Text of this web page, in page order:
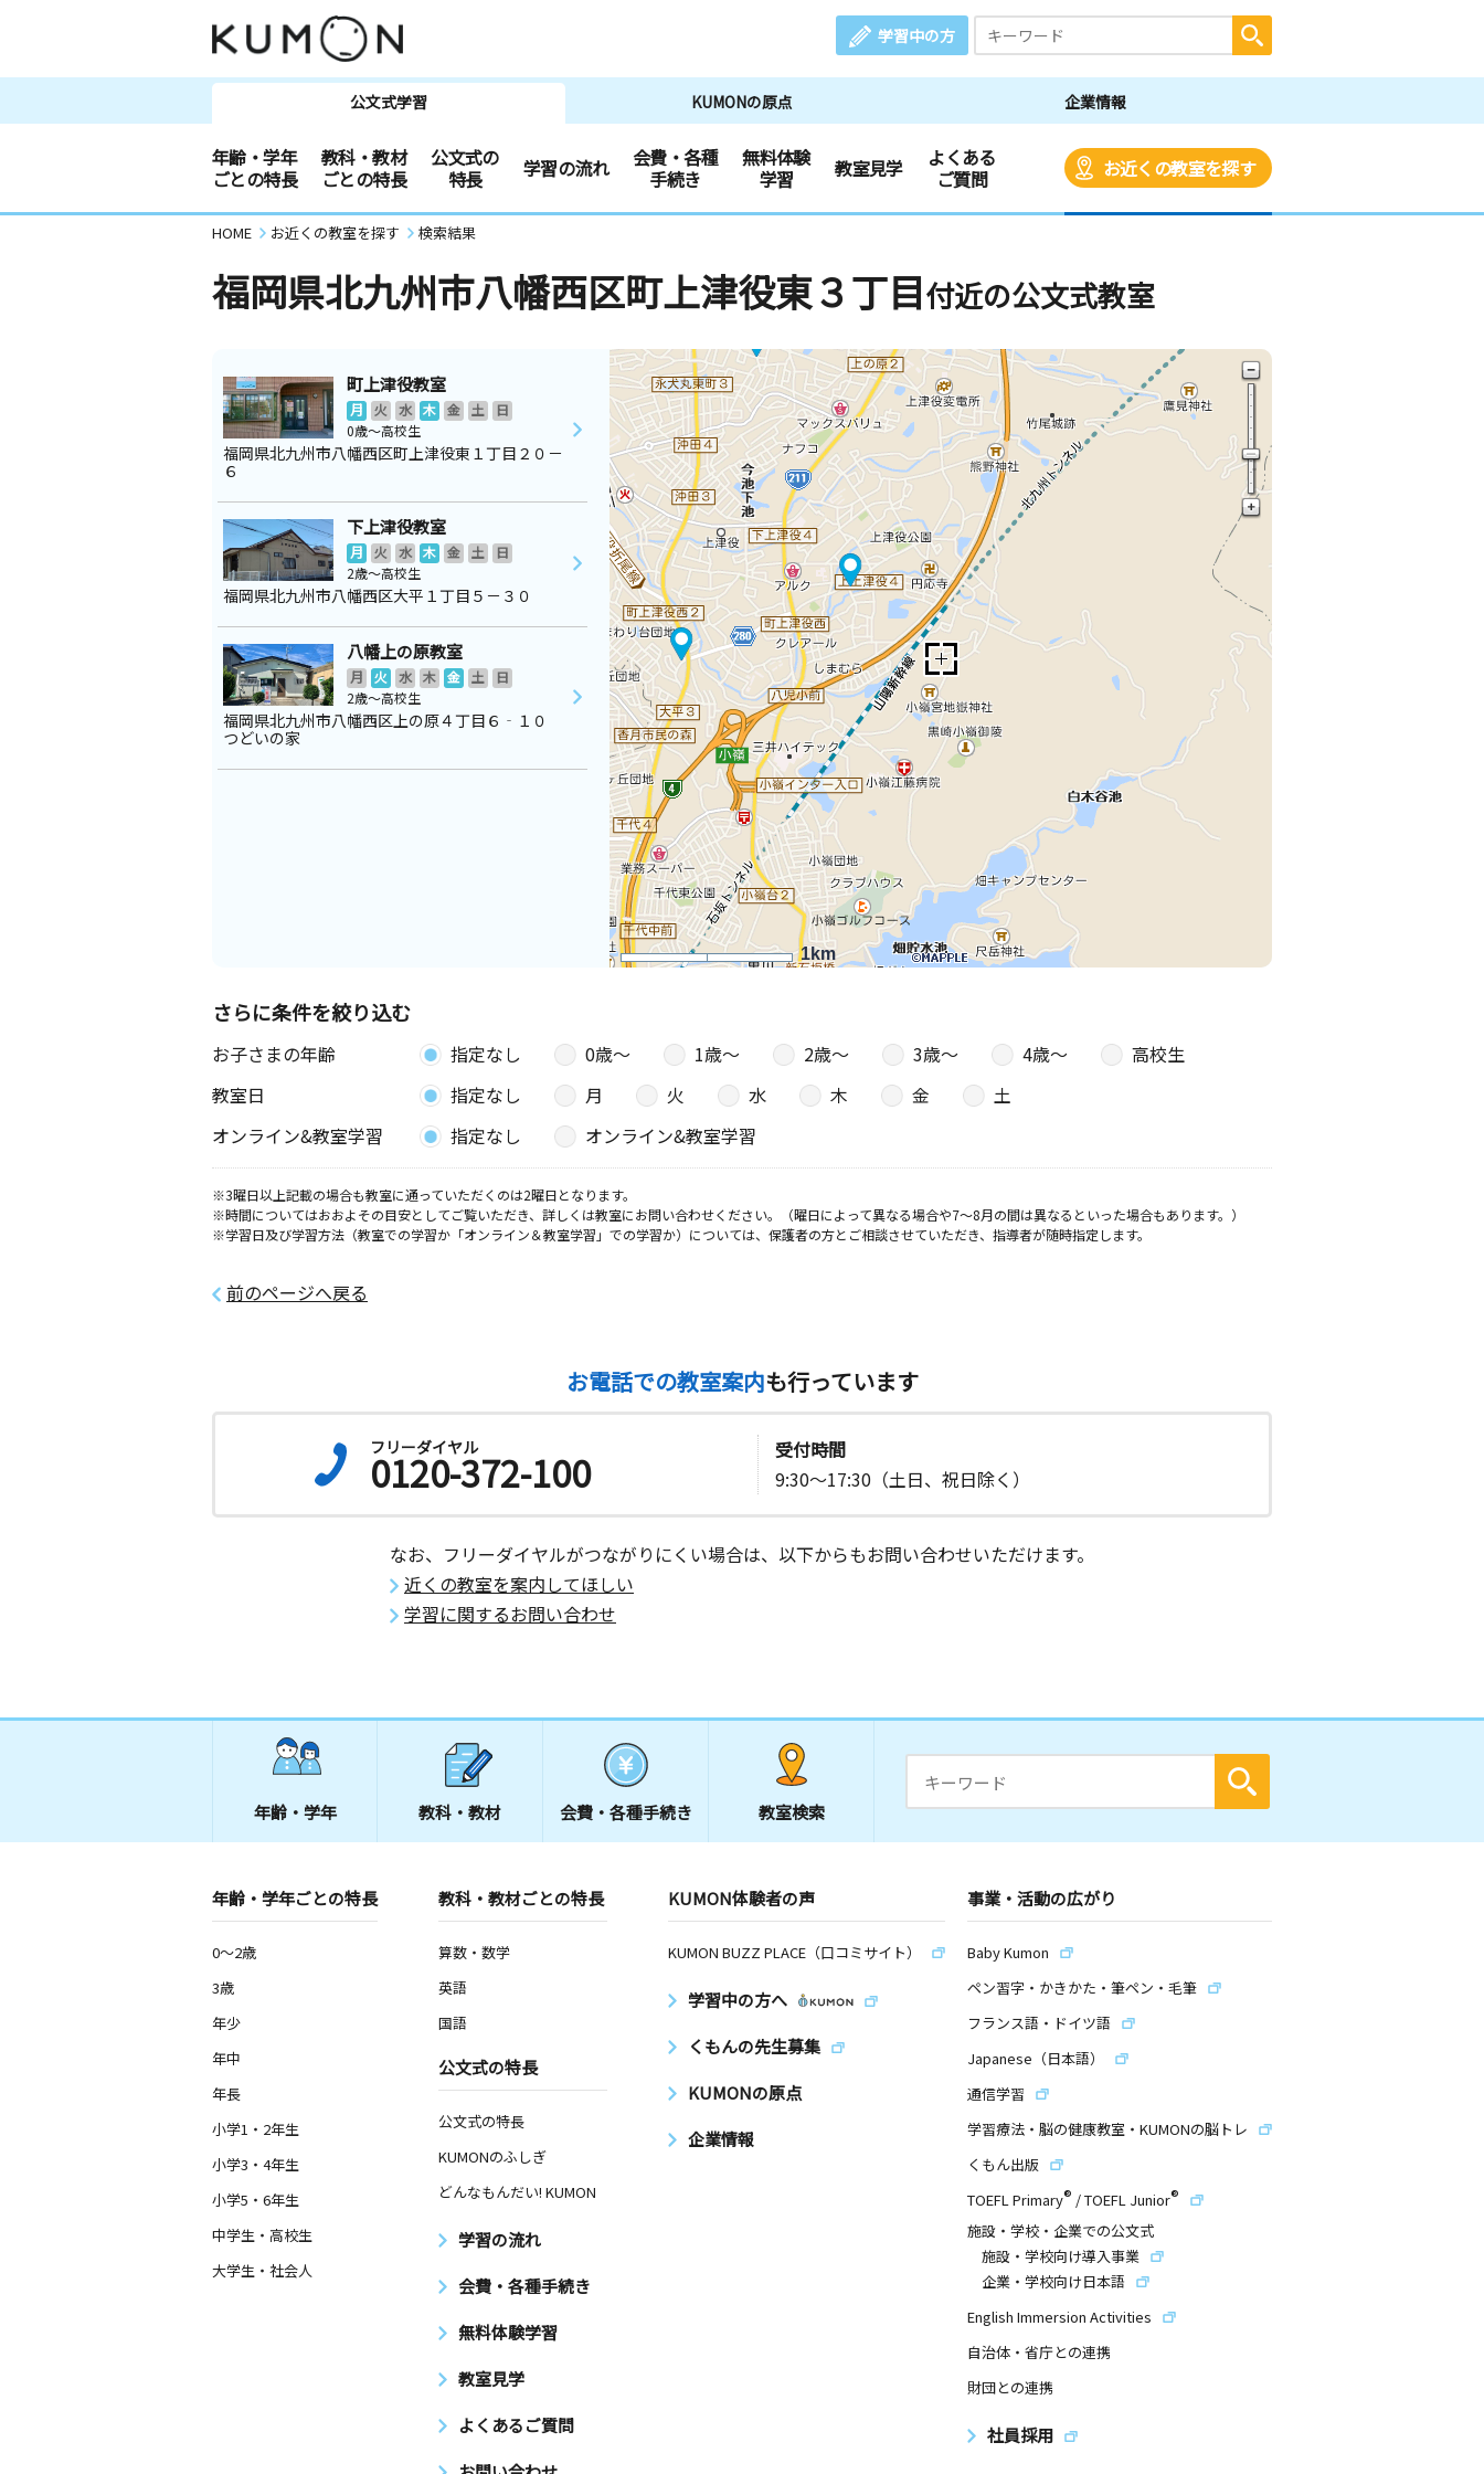
学習中の方
公文式学習 KUMONの原点 企業情報
年齢・学年
ごとの特長
教科・教材
ごとの特長
公文式の
特長
学習の流れ
会費・各種
手続き
無料体験
学習
教室見学
よくある
ご質問
お近くの教室を探す
HOME お近くの教室を探す 検索結果
福岡県北九州市八幡西区町上津役東３丁目付近の公文式教室
1km
町上津役教室
月 火 水 木 金 土
日
0歳～高校生
福岡県北九州市八幡西区町上津役東１丁目２０－
６
下上津役教室
月 火 水 木 金 土
日
2歳～高校生
福岡県北九州市八幡西区大平１丁目５－３０
八幡上の原教室
月 火 水 木 金 土
日
2歳～高校生
福岡県北九州市八幡西区上の原４丁目６‐１０
つどいの家
さらに条件を絞り込む
お子さまの年齢 指定なし 0歳〜 1歳〜 2歳〜 3歳〜 4歳〜
高校生
教室日
指定なし 月 火 水 木 金
土
オンライン&教室学習
指定なし オンライン&教室学習
※3曜日以上記載の場合も教室に通っていただくのは2曜日となります。
※時間についてはおおよその目安としてご覧いただき、詳しくは教室にお問い合わせください。（曜日によって異なる場合や7～8月の間は異なるといった場合もあります。）
※学習日及び学習方法（教室での学習か「オンライン＆教室学習」での学習か）については、保護者の方とご相談させていただき、指導者が随時指定します。
前のページへ戻る
お電話での教室案内も行っています
フリーダイヤル
0120-372-100
受付時間
9:30～17:30（土日、祝日除く）
なお、フリーダイヤルがつながりにくい場合は、以下からもお問い合わせいただけます。
近くの教室を案内してほしい
学習に関するお問い合わせ
年齢・学年 教科・教材 会費・ 各種手続き 教室検索
年齢・学年ごとの特長
0～2歳
3歳
年少
年中
年長
小学1・2年生
小学3・4年生
小学5・6年生
中学生・高校生
大学生・社会人
教科・教材ごとの特長
算数・数学
英語
国語
公文式の特長
公文式の特長
KUMONのふしぎ
どんなもんだい! KUMON
学習の流れ
会費・各種手続き
無料体験学習
教室見学
よくあるご質問
KUMON体験者の声
KUMON BUZZ PLACE（口コミサイト）
学習中の方へ
くもんの先生募集
KUMONの原点
企業情報
事業・活動の広がり
Baby Kumon
ペン習字・かきかた・筆ペン・毛筆
フランス語・ドイツ語
Japanese（日本語）
通信学習
学習療法・脳の健康教室・KUMONの脳トレ
くもん出版
TOEFL Primary® /TOEFL Junior®
施設・学校・企業での公文式
施設・学校向け導入事業
企業・学校向け日本語
English Immersion Activities
自治体・省庁との連携
財団との連携
社員採用